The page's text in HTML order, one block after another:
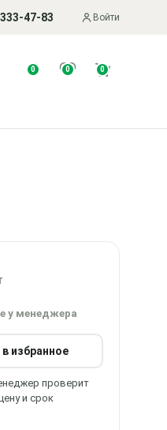
47-83 Войти
0 0 0
у менеджера
избранное
проверит
и срок